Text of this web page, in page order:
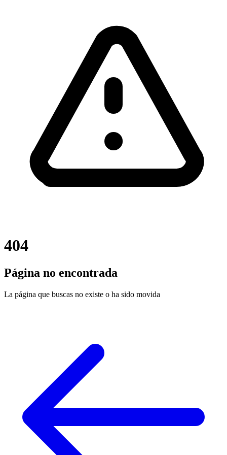
404
Página no encontrada
La página que buscas no existe o ha sido movida